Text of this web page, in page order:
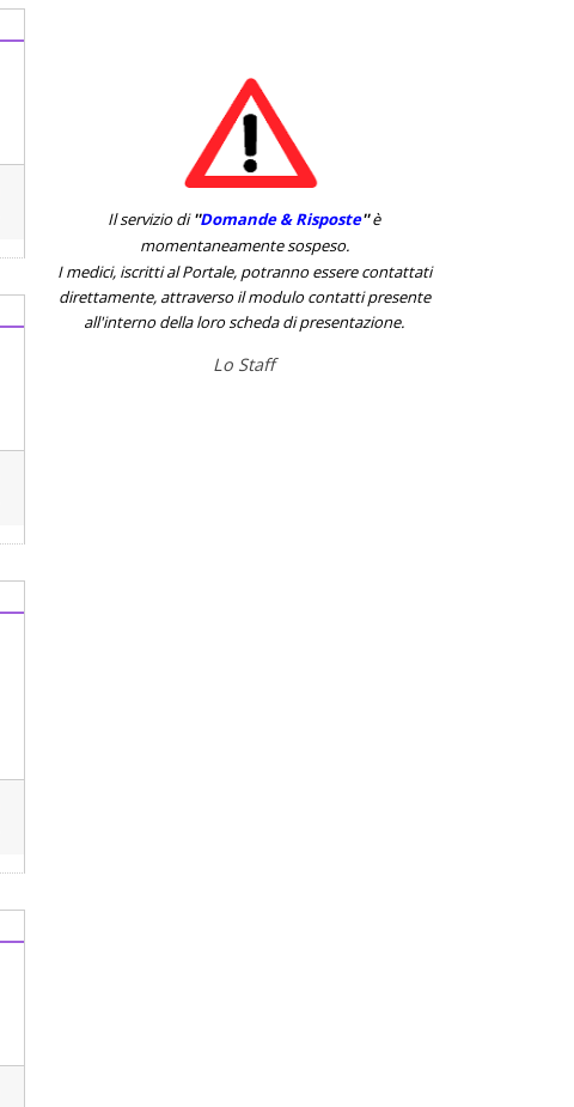
Il servizio di''Domande & Risposte''è
momentaneamente sospeso.
I medici, iscritti al Portale, potranno essere contattati
direttamente, attraverso il modulo contatti presente
all'interno della loro scheda di presentazione.
Lo Staff